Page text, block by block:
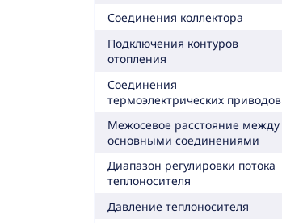
Соединения коллектора
Подключения контуров
отопления
Соединения
термоэлектрических приводов
Межосевое расстояние между
основными соединениями
Диапазон регулировки потока
теплоносителя
Давление теплоносителя